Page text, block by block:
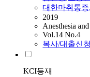
대한마취통증
2019
Anesthesia
Vol.14 No.4
복사/대출신청
KCI등재